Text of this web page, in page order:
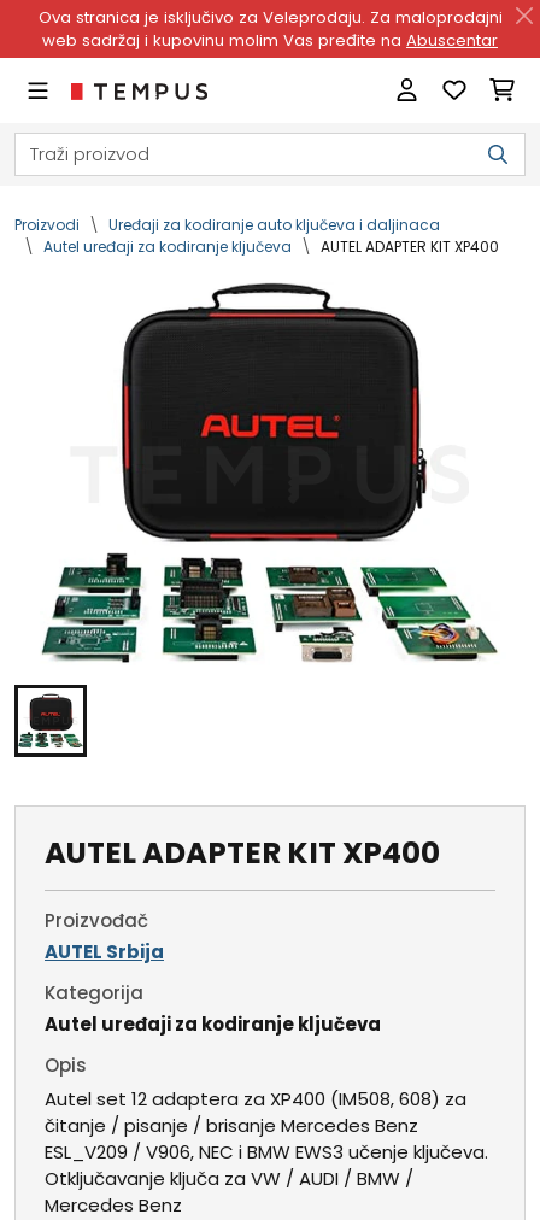
Ova stranica je isključivo za Veleprodaju. Za maloprodajni
web sadržaj i kupovinu molim Vas pređite na Abuscentar
Proizvodi
Uređaji za kodiranje auto ključeva i daljinaca
Autel uređaji za kodiranje ključeva
AUTEL ADAPTER KIT XP400
AUTEL ADAPTER KIT XP400
Proizvođač
AUTEL Srbija
Kategorija
Autel uređaji za kodiranje ključeva
Opis
Autel set 12 adaptera za XP400 (IM508, 608) za
čitanje / pisanje / brisanje Mercedes Benz
ESL_V209 / V906, NEC i BMW EWS3 učenje ključeva.
Otključavanje ključa za VW / AUDI / BMW /
Mercedes Benz